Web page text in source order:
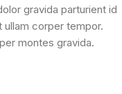
gravida parturient id
ullam corper tempor.
montes gravida.